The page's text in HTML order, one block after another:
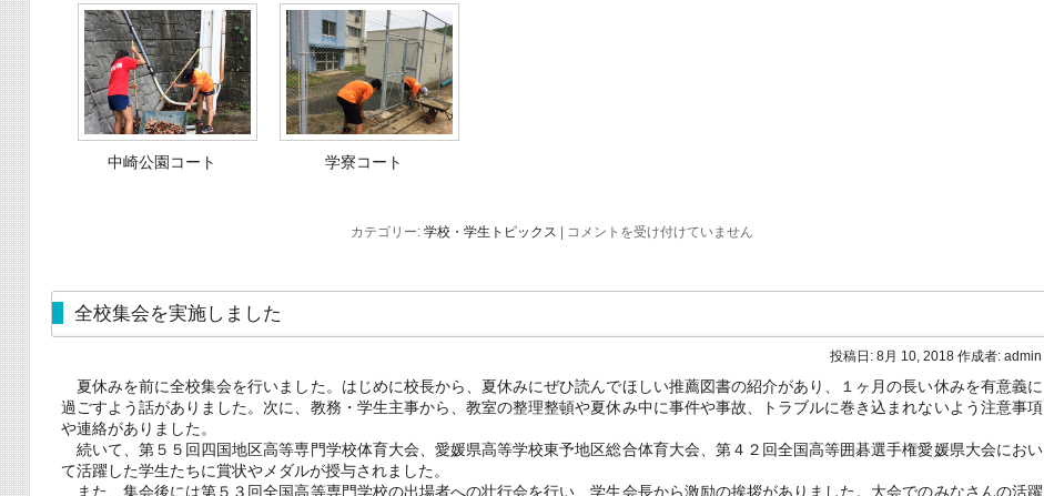
中崎公園コート 学寮コート
カテゴリー: 学校・学生トピックス
福
テ
ニ
ス
と
コメントを受け付けていません
全校集会を実施しました
投稿日: 8月 10, 2018 作成者: admin
夏休みを前に全校集会を行いました。はじめに校長から、夏休みにぜひ読んでほしい推薦図書の紹介があり、１ヶ月の長い休みを有意義に
過ごすよう話がありました。次に、教務・学生主事から、教室の整理整頓や夏休み中に事件や事故、トラブルに巻き込まれないよう注意事項
や連絡がありました。
続いて、第５５回四国地区高等専門学校体育大会、愛媛県高等学校東予地区総合体育大会、第４２回全国高等囲碁選手権愛媛県大会におい
て活躍した学生たちに賞状やメダルが授与されました。
また、集会後には第５３回全国高等専門学校の出場者への壮行会を行い、学生会長から激励の挨拶がありました。大会でのみなさんの活躍